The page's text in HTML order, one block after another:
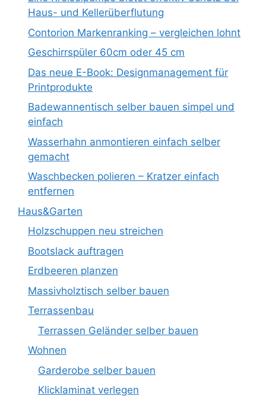
Haus- und Kellerüberflutung
Contorion Markenranking – vergleichen lohnt
Geschirrspüler 60cm oder 45 cm
Das neue E-Book: Designmanagement für
Printprodukte
Badewannentisch selber bauen simpel und
einfach
Wasserhahn anmontieren einfach selber
gemacht
Waschbecken polieren – Kratzer einfach
entfernen
Haus&Garten
Holzschuppen neu streichen
Bootslack auftragen
Erdbeeren planzen
Massivholztisch selber bauen
Terrassenbau
Terrassen Geländer selber bauen
Wohnen
Garderobe selber bauen
Klicklaminat verlegen